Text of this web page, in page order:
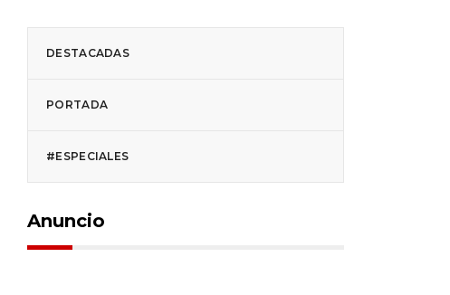
DESTACADAS
PORTADA
#ESPECIALES
Anuncio